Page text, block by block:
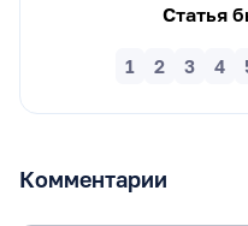
Статья
4
3
2
1
Комментарии